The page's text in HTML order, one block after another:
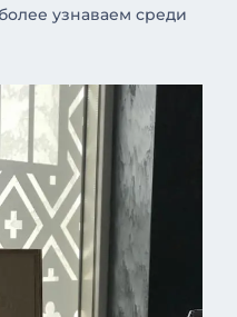
узнаваем среди